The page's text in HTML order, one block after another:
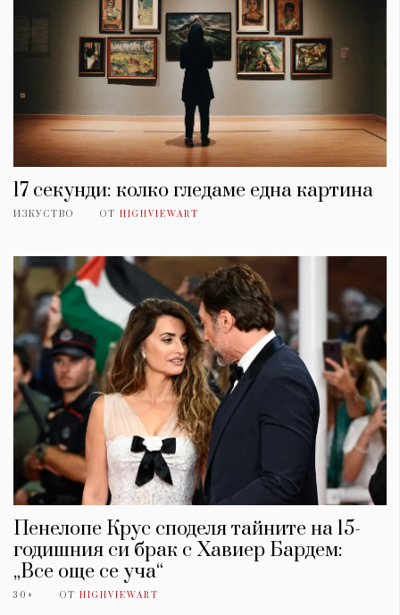
17 секунди: колко гледаме една картина
ИЗКУСТВО ОТ HIGHVIEWART
Пенелопе Крус споделя тайните на 15-
годишния си брак с Хавиер Бардем:
„Все още се уча“
30+ ОТ HIGHVIEWART